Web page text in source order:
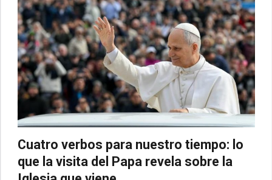
Cuatro verbos para nuestro tiempo: lo
que la visita del Papa revela sobre la